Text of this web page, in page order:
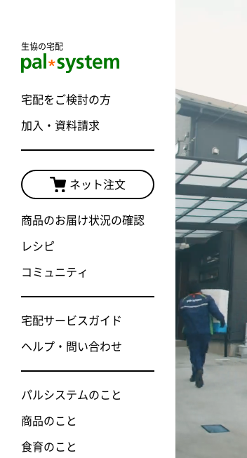
生協の宅配
宅配をご検討の方
加入・資料請求
ネット注文
商品のお届け状況の確認
レシピ
コミュニティ
宅配サービスガイド
ヘルプ・問い合わせ
パルシステムのこと
商品のこと
食育のこと